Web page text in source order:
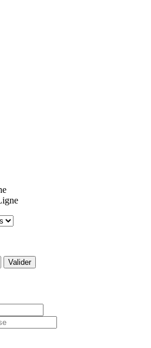
Valider